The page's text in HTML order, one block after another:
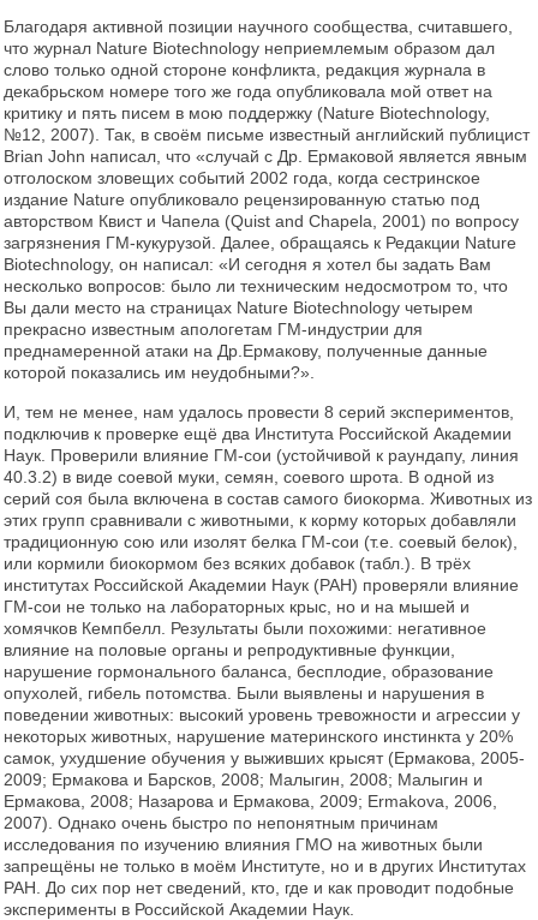
Благодаря активной позиции научного сообщества, считавшего,
что журнал Nature Biotechnology неприемлемым образом дал
слово только одной стороне конфликта, редакция журнала в
декабрьском номере того же года опубликовала мой ответ на
критику и пять писем в мою поддержку (Nature Biotechnology,
№12, 2007). Так, в своём письме известный английский публицист
Brian John написал, что «случай с Др. Ермаковой является явным
отголоском зловещих событий 2002 года, когда сестринское
издание Nature опубликовало рецензированную статью под
авторством Квист и Чапела (Quist and Chapela, 2001) по вопросу
загрязнения ГМ-кукурузой. Далее, обращаясь к Редакции Nature
Biotechnology, он написал: «И сегодня я хотел бы задать Вам
несколько вопросов: было ли техническим недосмотром то, что
Вы дали место на страницах Nature Biotechnology четырем
прекрасно известным апологетам ГМ-индустрии для
преднамеренной атаки на Др.Ермакову, полученные данные
которой показались им неудобными?».
И, тем не менее, нам удалось провести 8 серий экспериментов,
подключив к проверке ещё два Института Российской Академии
Наук. Проверили влияние ГМ-сои (устойчивой к раундапу, линия
40.3.2) в виде соевой муки, семян, соевого шрота. В одной из
серий соя была включена в состав самого биокорма. Животных из
этих групп сравнивали с животными, к корму которых добавляли
традиционную сою или изолят белка ГМ-сои (т.е. соевый белок),
или кормили биокормом без всяких добавок (табл.). В трёх
институтах Российской Академии Наук (РАН) проверяли влияние
ГМ-сои не только на лабораторных крыс, но и на мышей и
хомячков Кемпбелл. Результаты были похожими: негативное
влияние на половые органы и репродуктивные функции,
нарушение гормонального баланса, бесплодие, образование
опухолей, гибель потомства. Были выявлены и нарушения в
поведении животных: высокий уровень тревожности и агрессии у
некоторых животных, нарушение материнского инстинкта у 20%
самок, ухудшение обучения у выживших крысят (Ермакова, 2005-
2009; Ермакова и Барсков, 2008; Малыгин, 2008; Малыгин и
Ермакова, 2008; Назарова и Ермакова, 2009; Ermakova, 2006,
2007). Однако очень быстро по непонятным причинам
исследования по изучению влияния ГМО на животных были
запрещёны не только в моём Институте, но и в других Институтах
РАН. До сих пор нет сведений, кто, где и как проводит подобные
эксперименты в Российской Академии Наук.